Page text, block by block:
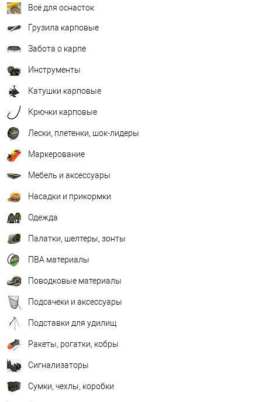
Всё для оснасток
Грузила карповые
Забота о карпе
Инструменты
Катушки карповые
Крючки карповые
Лески, плетенки, шок-лидеры
Маркерование
Мебель и аксессуары
Насадки и прикормки
Одежда
Палатки, шелтеры, зонты
ПВА материалы
Поводковые материалы
Подсачеки и аксессуары
Подставки для удилищ
Ракеты, рогатки, кобры
Сигнализаторы
Сумки, чехлы, коробки